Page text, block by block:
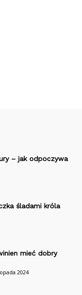
– jak odpoczywa
śladami króla
mieć dobry
2024